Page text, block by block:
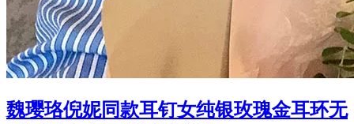
魏璎珞倪妮同款耳钉女纯银玫瑰金耳环无